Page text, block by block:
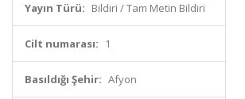
Yayın Türü: Bildiri / Tam Metin Bildiri
Cilt numarası: 1
Basıldığı Şehir: Afyon